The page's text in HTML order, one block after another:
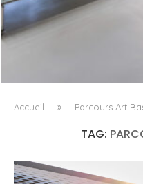
ISSEY MIYAKE AU 45
PRINCIPE
Accueil » Parcours Art
TAG: